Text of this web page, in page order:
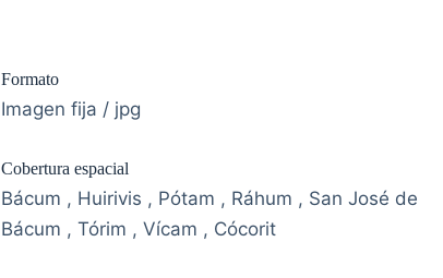
Formato
Imagen fija / jpg
Cobertura espacial
Bácum , Huirivis , Pótam , Ráhum , San José de
Bácum , Tórim , Vícam , Cócorit